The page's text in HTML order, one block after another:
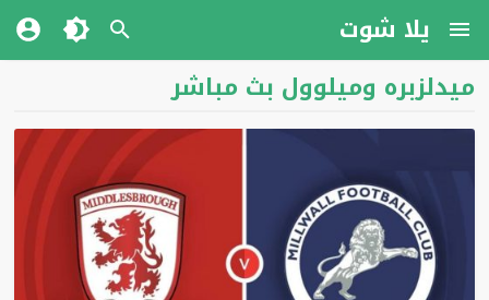
يلا شوت
ميدلزبره وميلوول بث مباشر